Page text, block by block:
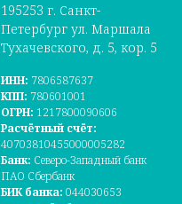
195253 г. Санкт-
Петербург ул. Маршала
Тухачевского, д. 5, кор. 5
ИНН: 7806587637
КПП: 780601001
ОГРН: 1217800090606
Расчётный счёт:
40703810455000005282
Банк: Северо-Западный банк
ПАО Сбербанк
БИК банка: 044030653